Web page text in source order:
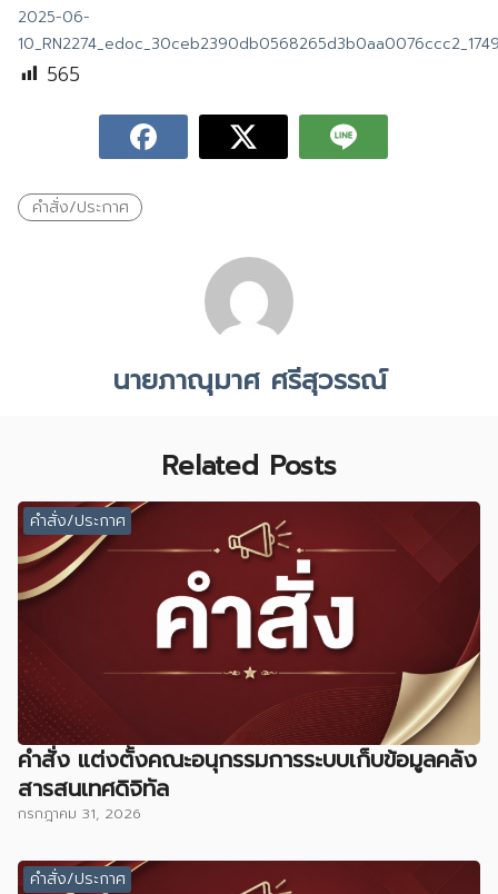
2025-06-
565
คำสั่ง/ประกาศ
นายภาณุมาศ ศรีสุวรรณ์
Related Posts
คำสั่ง/ประกาศ
คำสั่ง แต่งตั้งคณะอนุกรรมการระบบเก็บข้อมูลคลัง
สารสนเทศดิจิทัล
กรกฎาคม 31, 2026
คำสั่ง/ประกาศ